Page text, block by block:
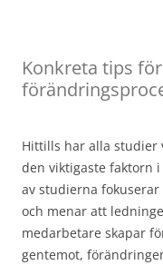
Konkreta tips
Hittills har alla studier
den viktigaste faktorn
av studierna
och menar att
medarbetare skapar
gentemot,